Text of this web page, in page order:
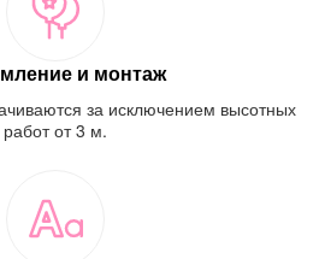
и монтаж
за исключением высотных
работ от 3 м.